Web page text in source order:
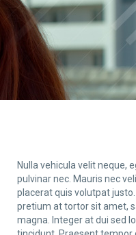
Nulla vehicula velit neque,
pulvinar nec. Mauris nec
placerat quis volutpat
pretium at tortor sit amet,
magna. Integer at dui sed